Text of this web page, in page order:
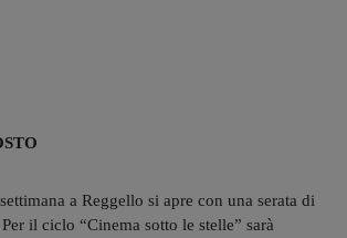
a Reggello si apre con una serata di
il ciclo “Cinema sotto le stelle” sarà